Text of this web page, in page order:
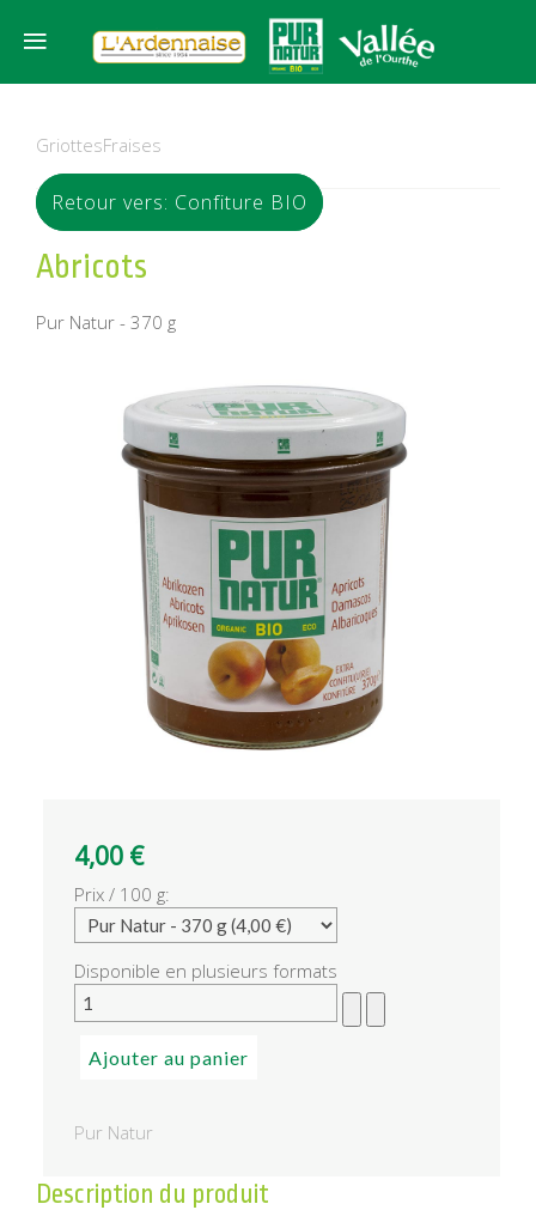
GriottesFraises
Retour vers: Confiture BIO
Abricots
Pur Natur - 370 g
4,00 €
Prix / 100 g:
Disponible en plusieurs formats
Pur Natur
Description du produit